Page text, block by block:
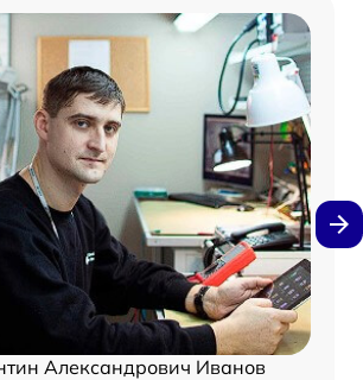
Александрович Иванов